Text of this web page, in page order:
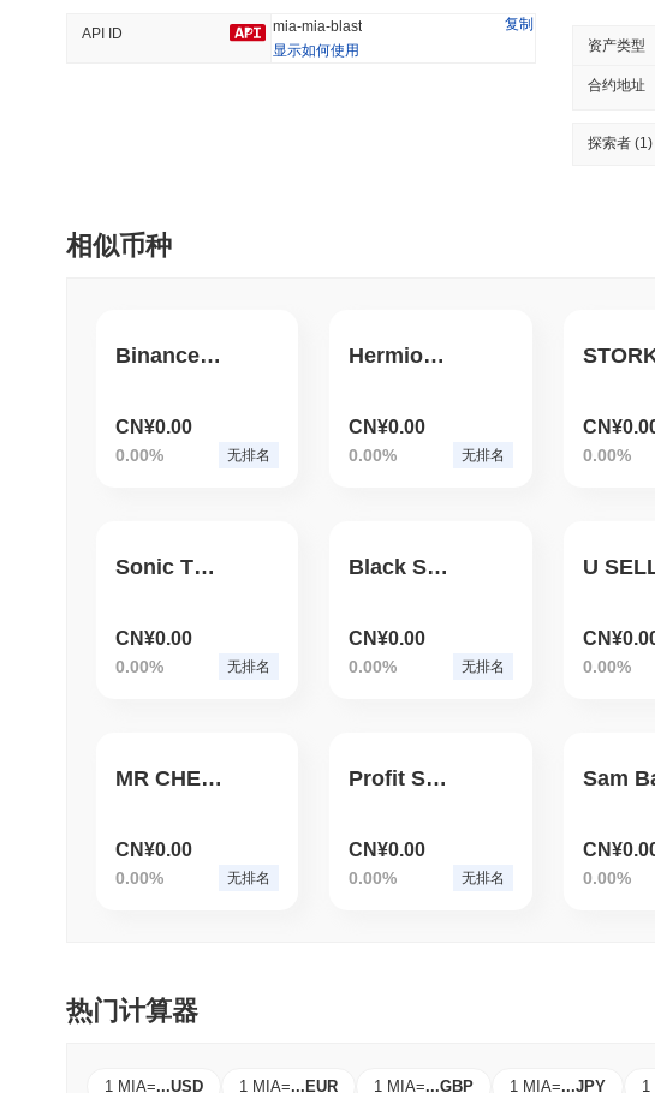
7.71%
API ID mia-mia-blast
复制
显示如何使用
资产类型
合约地址
探索者(1)
相似币种
Binance Inu
CN¥0.00
0.00% 无排名
HermioneGrangerClintonAmberAmyRose9Inu
CN¥0.00
0.00% 无排名 0.00%
Sonic The Hedge Fund
CN¥0.00
0.00% 无排名
Black Shiba Inu
CN¥0.00
0.00% 无排名 0.00%
MR CHEDDA
CN¥0.00
0.00% 无排名
Profit Spotter Bot
CN¥0.00
0.00% 无排名 0.00%
热门计算器
1 MIA=...USD 1 MIA=...EUR 1 MIA=...GBP 1 MIA=...JPY 1